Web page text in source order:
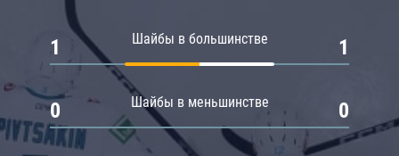
Шайбы в большинстве
1 1
Шайбы в меньшинстве
0 0